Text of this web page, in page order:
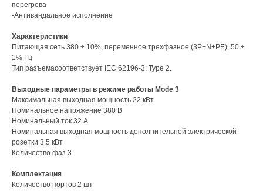
перегрева
-Антивандальное исполнение
Характеристики
Питающая сеть 380 ± 10%, переменное трехфазное (3P+N+PE), 50 ±
1% Гц
Тип разъемасоответствует IEC 62196-3: Type 2.
Выходные параметры в режиме работы Mode 3
Максимальная выходная мощность 22 кВт
Номинальное напряжение 380 В
Номинальный ток 32 А
Номинальная выходная мощность дополнительной электрической
розетки 3,5 кВт
Количество фаз 3
Комплектация
Количество портов 2 шт